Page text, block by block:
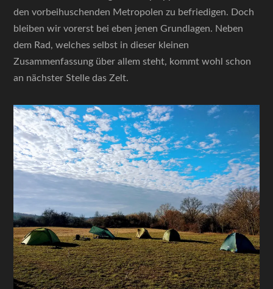
den vorbeihuschenden Metropolen zu befriedigen. Doch
bleiben wir vorerst bei eben jenen Grundlagen. Neben
dem Rad, welches selbst in dieser kleinen
Zusammenfassung über allem steht, kommt wohl schon
an nächster Stelle das Zelt.